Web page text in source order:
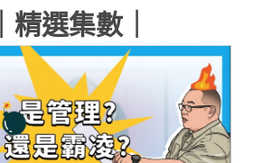
｜精選集數｜